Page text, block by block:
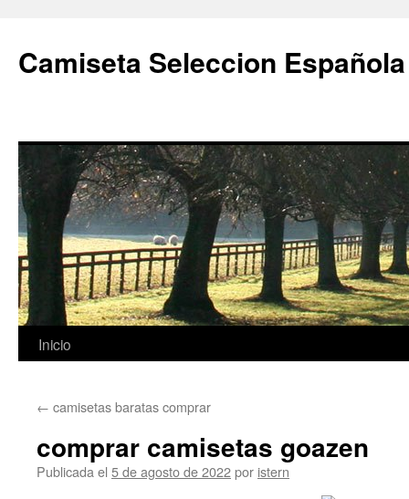
Camiseta Seleccion
Saltar
contenido
Inicio
← camisetas baratas comprar
comprar camisetas goazen
Publicada el 5 de agosto de 2022por istern